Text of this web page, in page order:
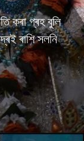
কৰা গ্ৰহ বুলি
ৰাশি সলনি